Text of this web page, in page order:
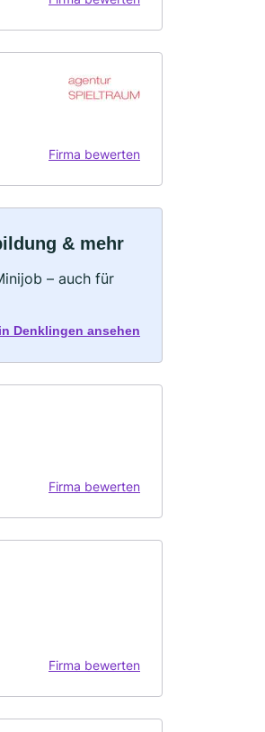
Firma bewerten
& mehr
– auch für
Denklingen ansehen
Firma bewerten
Firma bewerten